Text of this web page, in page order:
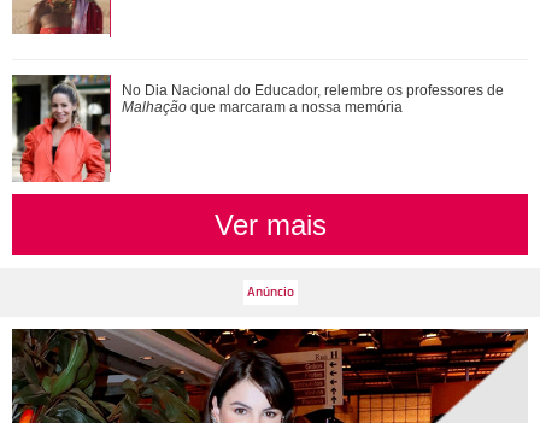
Taylor teria vivido um breve affair com Matt Healy, que
conhece desde 2014, e, inclusive, já teria trocado uns beijos
no passado. Agora, segundo o jornal The Sun, o cantor da
banda The 1975 teria engatado o romance com Swift dias
depois dela terminar com Joe e dele terminar o namoro
durante o período dele em Los Angeles em fevereiro, mas as
coisas deram uma esfriada quando ele foi para Nova York.
Eles estão de boa, mas não têm mais nenhum envolvimento
No Dia Nacional do Educador, relembre os professores de
Malhação que marcaram a nossa memória
Ver mais